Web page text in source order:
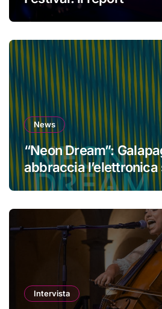
News
“Neon Dream”:
abbraccia l’elettronica
perdere la propria
Intervista